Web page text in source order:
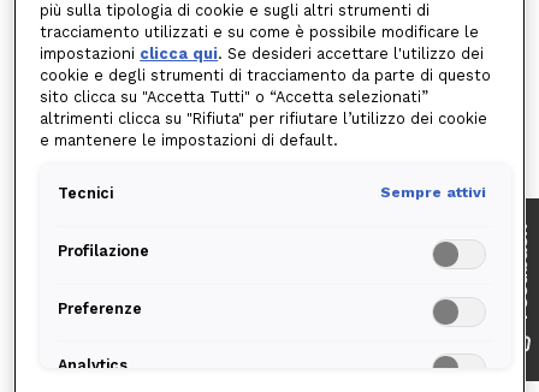
più sulla tipologia di cookie e sugli altri strumenti di
tracciamento utilizzati e su come è possibile modificare le
impostazioni clicca qui. Se desideri accettare l'utilizzo dei
cookie e degli strumenti di tracciamento da parte di questo
sito clicca su "Accetta Tutti" o “Accetta selezionati”
altrimenti clicca su "Rifiuta" per rifiutare l’utilizzo dei cookie
e mantenere le impostazioni di default.
Tecnici Sempre attivi
Profilazione
Preferenze
Analytics